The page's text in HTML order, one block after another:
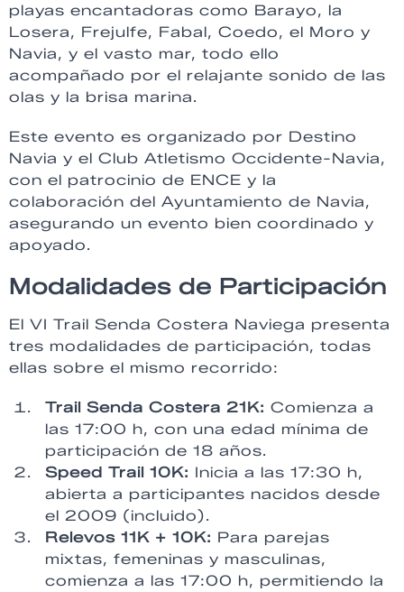
playas encantadoras como Barayo, la
Losera, Frejulfe, Fabal, Coedo, el Moro y
Navia, y el vasto mar, todo ello
acompañado por el relajante sonido de las
olas y la brisa marina.
Este evento es organizado por Destino
Navia y el Club Atletismo Occidente-Navia,
con el patrocinio de ENCE y la
colaboración del Ayuntamiento de Navia,
asegurando un evento bien coordinado y
apoyado.
Modalidades de Participación
El VI Trail Senda Costera Naviega presenta
tres modalidades de participación, todas
ellas sobre el mismo recorrido:
Trail Senda Costera 21K: Comienza a
las 17:00 h, con una edad mínima de
participación de 18 años.
Speed Trail 10K: Inicia a las 17:30 h,
abierta a participantes nacidos desde
el 2009 (incluido).
Relevos 11K + 10K: Para parejas
mixtas, femeninas y masculinas,
comienza a las 17:00 h, permitiendo la